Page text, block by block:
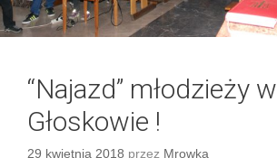
“Najazd” młodzieży w
Głoskowie !
29 kwietnia 2018 przez Mrowka